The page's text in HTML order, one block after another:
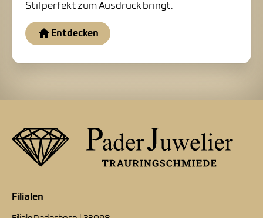
Stil perfekt zum Ausdruck bringt.
Entdecken
Filialen